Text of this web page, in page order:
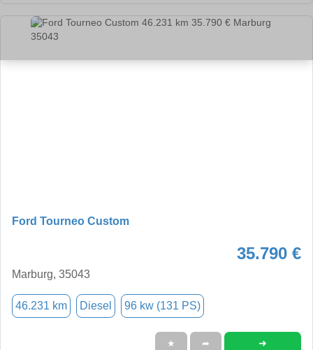
Ford Tourneo Custom
35.790 €
Marburg, 35043
46.231 km Diesel 96 kw (131 PS)
★ ➦ ➜